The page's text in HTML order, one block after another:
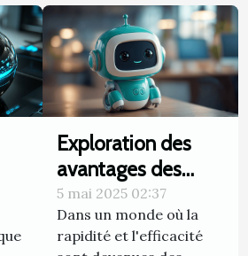
Exploration des
avantages des
chatbots pour
l'amélioration du
service client
5 mai 2025 02:37
Dans un monde où la
rapidité et l'efficacité